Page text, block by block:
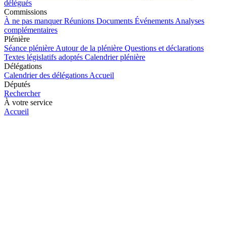
délégués
Commissions
À ne pas manquer Réunions Documents Événements Analyses
complémentaires
Plénière
Séance plénière Autour de la plénière Questions et déclarations
Textes législatifs adoptés Calendrier plénière
Délégations
Calendrier des délégations Accueil
Députés
Rechercher
À votre service
Accueil